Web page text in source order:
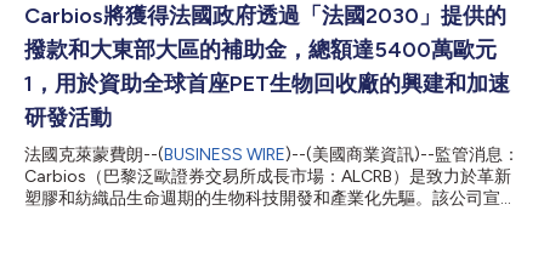
綜合條款，Indorama Ventures 計劃為合資企業籌集約 1.1 億歐元
的股權和不可轉換貸款融資2，有待最終工程文件和最終經濟可行
性研究。雙方都承認他們對專案實施的相互支持，並打算在 2023
年底之前完成合約文件。 鑑於法國第一家工廠的成功表現，
Indorama Ventures 確認其有意將該技術擴展到其他 PET 工廠以供
未來發展。 根據今天簽署的協議，Carbios 應從 Indorama
Ventures 位於 Longlaville 的現有 PET 工廠獲得 1...
Carbios將獲得法國政府透過「法國2030」提供的
撥款和大東部大區的補助金，總額達5400萬歐元
1，用於資助全球首座PET生物回收廠的興建和加速
研發活動
法國克萊蒙費朗--(BUSINESS WIRE)--(美國商業資訊)--監管消息：
Carbios（巴黎泛歐證券交易所成長市場：ALCRB）是致力於革新
塑膠和紡織品生命週期的生物科技開發和產業化先驅。該公司宣佈